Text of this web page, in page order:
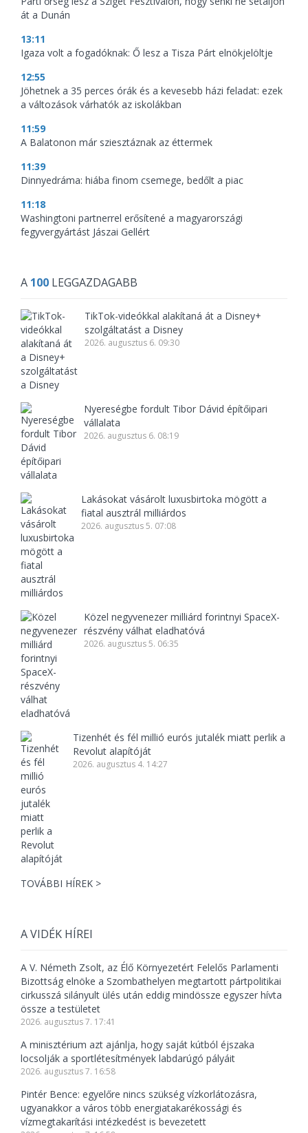
át a Dunán
13:11
Igaza volt a fogadóknak: Ő lesz a Tisza Párt elnökjelöltje
12:55
Jöhetnek a 35 perces órák és a kevesebb házi feladat: ezek
a változások várhatók az iskolákban
11:59
A Balatonon már sziesztáznak az éttermek
11:39
Dinnyedráma: hiába finom csemege, bedőlt a piac
11:18
Washingtoni partnerrel erősítené a magyarországi
fegyvergyártást Jászai Gellért
A 100 LEGGAZDAGABB
TikTok-videókkal alakítaná át a Disney+
szolgáltatást a Disney
2026. augusztus 6. 09:30
Nyereségbe fordult Tibor Dávid építőipari
vállalata
2026. augusztus 6. 08:19
Lakásokat vásárolt luxusbirtoka mögött a
fiatal ausztrál milliárdos
2026. augusztus 5. 07:08
Közel negyvenezer milliárd forintnyi SpaceX-
részvény válhat eladhatóvá
2026. augusztus 5. 06:35
Tizenhét és fél millió eurós jutalék miatt perlik a
Revolut alapítóját
2026. augusztus 4. 14:27
TOVÁBBI HÍREK >
A VIDÉK HÍREI
A V. Németh Zsolt, az Élő Környezetért Felelős Parlamenti
Bizottság elnöke a Szombathelyen megtartott pártpolitikai
cirkusszá silányult ülés után eddig mindössze egyszer hívta
össze a testületet
2026. augusztus 7. 17:41
A minisztérium azt ajánlja, hogy saját kútból éjszaka
locsolják a sportlétesítmények labdarúgó pályáit
2026. augusztus 7. 16:58
Pintér Bence: egyelőre nincs szükség vízkorlátozásra,
ugyanakkor a város több energiatakarékossági és
vízmegtakarítási intézkedést is bevezetett